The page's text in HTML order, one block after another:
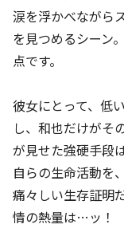
涙を浮かべながら
を見つめるシーン
点です。
彼女にとって、低
し、和也だけがそ
が見せた強硬手段
自らの生命活動を
痛々しい生存証明
情の熱量は…ッ！